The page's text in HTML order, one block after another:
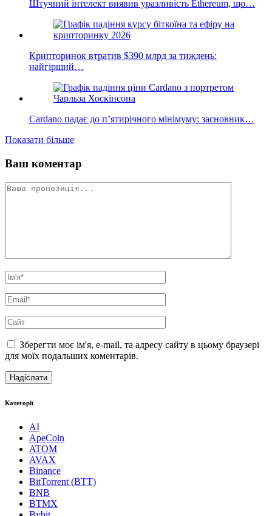
Штучний інтелект виявив уразливість Ethereum, що…
Крипторинок втратив $390 млрд за тиждень:
найгірший…
Cardano падає до п’ятирічного мінімуму: засновник…
Показати більше
Ваш коментар
Зберегти моє ім'я, e-mail, та адресу сайту в цьому браузері
для моїх подальших коментарів.
Категорії
AI
ApeCoin
ATOM
AVAX
Binance
BitTorrent (BTT)
BNB
BTMX